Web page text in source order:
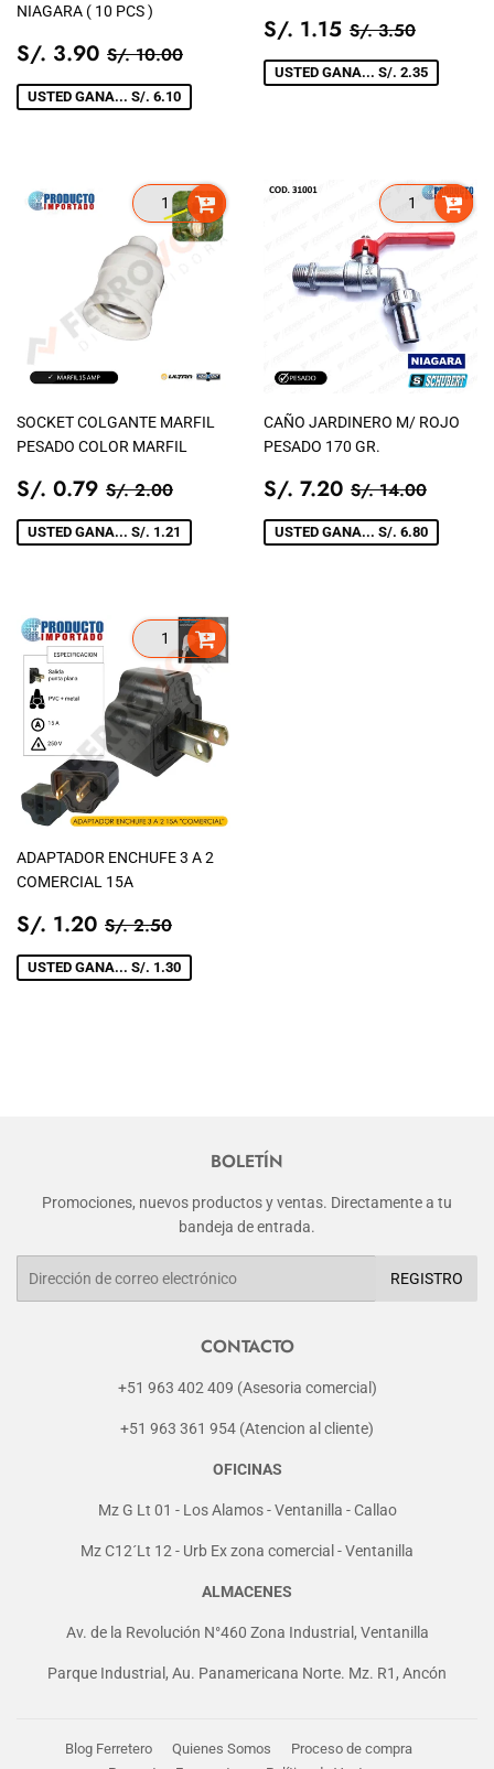
NIAGARA ( 10 PCS )
PRECIO
DE
VENTA
S/. 3.90 S/.
3.90
PRECIO TIENDA
S/. 10.00
USTED GANA... S/. 6.10
PRECIO
DE
VENTA
S/. 1.15 S/.
1.15
PRECIO
S/. 3.50
USTED GANA... S/. 2.35
SOCKET COLGANTE MARFIL
PESADO COLOR MARFIL
PRECIO
DE
VENTA
S/. 0.79 S/.
0.79
PRECIO TIENDA
S/. 2.00
USTED GANA... S/. 1.21
CAÑO JARDINERO M/ ROJO
PESADO 170 GR.
PRECIO
DE
VENTA
S/. 7.20 S/.
7.20
PRECIO
S/. 14.00
USTED GANA... S/. 6.80
ADAPTADOR ENCHUFE 3 A 2
COMERCIAL 15A
PRECIO
DE
VENTA
S/. 1.20 S/.
1.20
PRECIO TIENDA
S/. 2.50
USTED GANA... S/. 1.30
BOLETÍN
Promociones, nuevos productos y ventas. Directamente a tu
bandeja de entrada.
REGISTRO
CONTACTO
+51 963 402 409 (Asesoria comercial)
+51 963 361 954 (Atencion al cliente)
OFICINAS
Mz G Lt 01 - Los Alamos - Ventanilla - Callao
Mz C12´Lt 12 - Urb Ex zona comercial - Ventanilla
ALMACENES
Av. de la Revolución N°460 Zona Industrial, Ventanilla
Parque Industrial, Au. Panamericana Norte. Mz. R1, Ancón
Blog Ferretero Quienes Somos
Proceso de compra